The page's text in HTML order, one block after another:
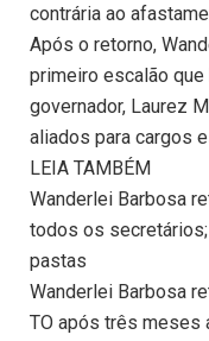
contrária ao
Após o retorno,
primeiro escalão
governador, Laurez
aliados para cargos
LEIA TAMBÉM
Wanderlei Barbosa
todos os
pastas
Wanderlei Barbosa
TO após três meses